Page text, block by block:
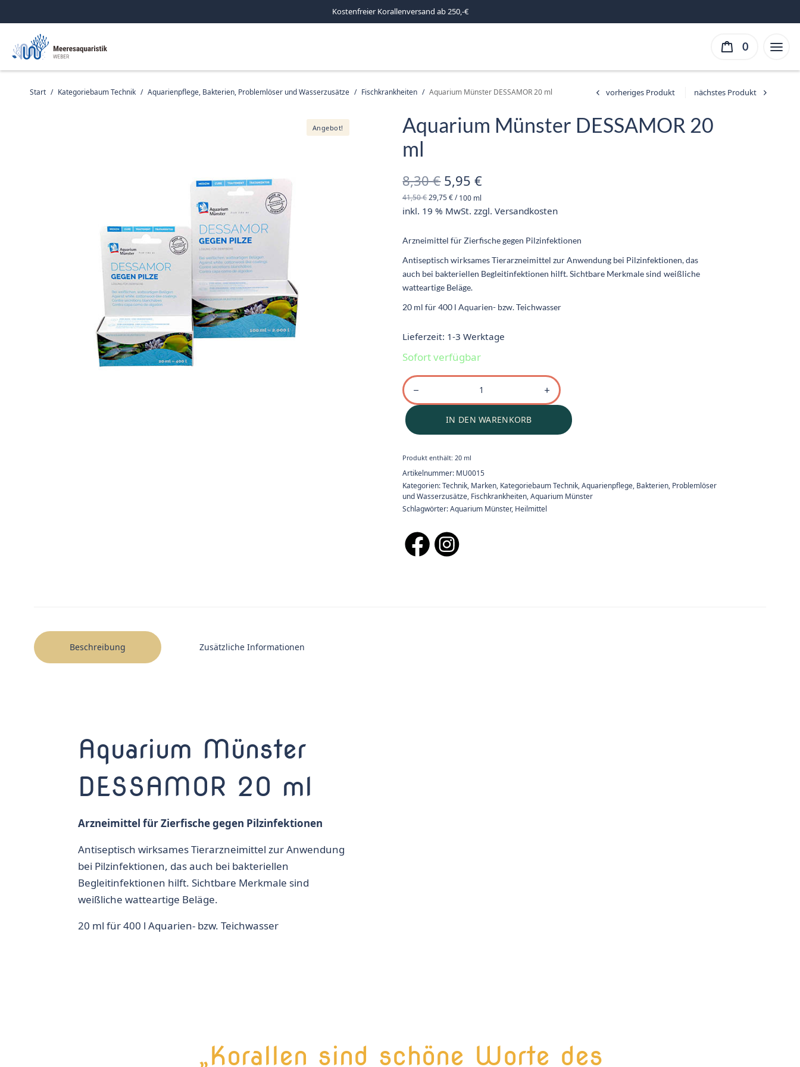
Kostenfreier Korallenversand ab 250,-€
0
Start / Kategoriebaum Technik / Aquarienpflege, Bakterien, Problemlöser und Wasserzusätze / Fischkrankheiten / Aquarium Münster DESSAMOR 20 ml
Angebot!
Aquarium Münster DESSAMOR 20
ml
8,30€ Ursprünglicher
Preis war:
5,95€
41,50€29,75€/100 ml
inkl. 19 % MwSt. zzgl.Versandkosten
Arzneimittel für Zierfische gegen Pilzinfektionen
Antiseptisch wirksames Tierarzneimittel zur Anwendung bei Pilzinfektionen, das
auch bei bakteriellen Begleitinfektionen hilft. Sichtbare Merkmale sind weißliche
watteartige Beläge.
20 ml für 400 l Aquarien- bzw. Teichwasser
Lieferzeit: 1-3 Werktage
Sofort verfügbar
IN DEN WARENKORB
Produkt enthält: 20 ml
Artikelnummer: MU0015
Kategorien:Technik, Marken, Kategoriebaum Technik,Aquarienpflege, Bakterien, Problemlöser
und Wasserzusätze, Fischkrankheiten,Aquarium Münster
Schlagwörter:Aquarium Münster, Heilmittel
Beschreibung Zusätzliche Informationen
Aquarium Münster
DESSAMOR 20 ml
Arzneimittel für Zierfische gegen Pilzinfektionen
Antiseptisch wirksames Tierarzneimittel zur Anwendung
bei Pilzinfektionen, das auch bei bakteriellen
Begleitinfektionen hilft. Sichtbare Merkmale sind
weißliche watteartige Beläge.
20 ml für 400 l Aquarien- bzw. Teichwasser
„Korallen sind schöne Worte des